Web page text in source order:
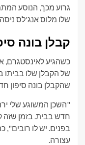
גרוע מכך, הנוסע
שלו מלוס אנג'לס
קבלן בונה
של הקבלן שלו בביתו
שהקבלן בונה סיפון
"השכן המשוגע שלי
חדש בבית. בזמן שזה
בפנים. יש לו רובים",
עצורה.